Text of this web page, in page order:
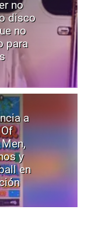
no
disco
no
para
a
y
en